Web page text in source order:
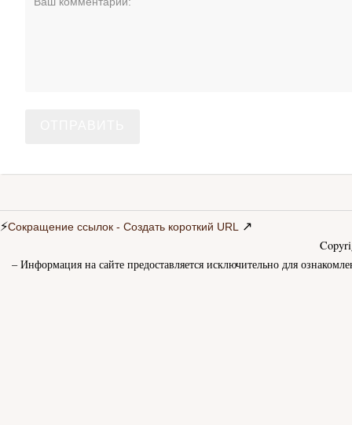
⚡Сокращение ссылок - Создать короткий URL ↗
– Информация на сайте предоставляется исключительно для